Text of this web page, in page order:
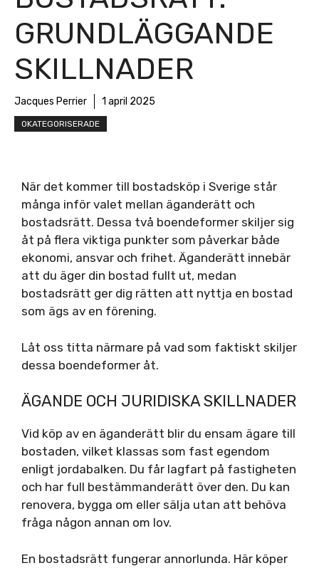
GRUNDLÄGGANDE
SKILLNADER
Jacques Perrier 1 april 2025
OKATEGORISERADE
När det kommer till bostadsköp i Sverige står
många inför valet mellan äganderätt och
bostadsrätt. Dessa två boendeformer skiljer sig
åt på flera viktiga punkter som påverkar både
ekonomi, ansvar och frihet. Äganderätt innebär
att du äger din bostad fullt ut, medan
bostadsrätt ger dig rätten att nyttja en bostad
som ägs av en förening.
Låt oss titta närmare på vad som faktiskt skiljer
dessa boendeformer åt.
ÄGANDE OCH JURIDISKA SKILLNADER
Vid köp av en äganderätt blir du ensam ägare till
bostaden, vilket klassas som fast egendom
enligt jordabalken. Du får lagfart på fastigheten
och har full bestämmanderätt över den. Du kan
renovera, bygga om eller sälja utan att behöva
fråga någon annan om lov.
En bostadsrätt fungerar annorlunda. Här köper